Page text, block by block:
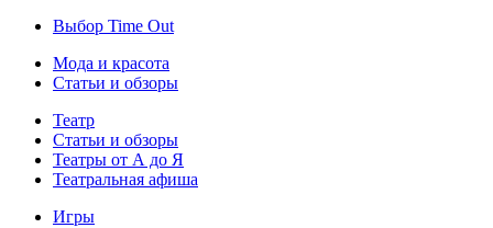
Выбор Time Out
Мода и красота
Статьи и обзоры
Театр
Статьи и обзоры
Театры от А до Я
Театральная афиша
Игры